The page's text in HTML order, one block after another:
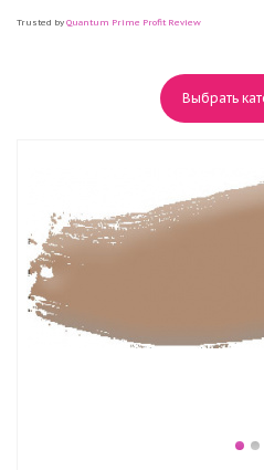
Trusted by Quantum Prime Profit Review
Выбрать